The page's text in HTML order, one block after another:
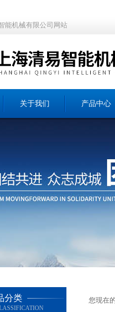
能机械有限公司网站
关于我们 产品中心
分类 您现在